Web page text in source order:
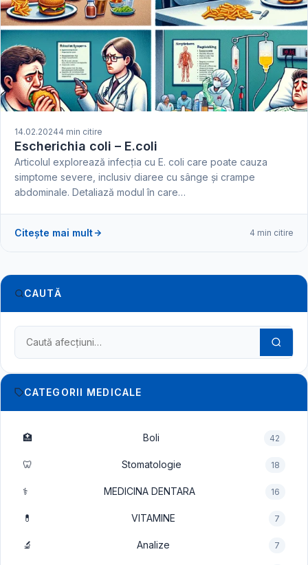
14.02.20244 min citire
Escherichia coli – E.coli
Articolul explorează infecția cu E. coli care poate cauza
simptome severe, inclusiv diaree cu sânge și crampe
abdominale. Detaliază modul în care…
Citește mai mult 4 min citire
CAUTĂ
Caută în dicționarul medical
CATEGORII MEDICALE
🏥 Boli 42
🦷 Stomatologie 18
⚕️ MEDICINA DENTARA 16
💊 VITAMINE 7
🔬 Analize 7